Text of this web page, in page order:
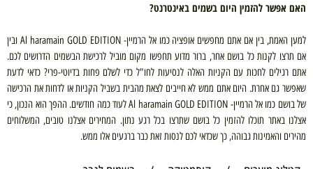
האם אפשר להזמין היום בשמים באינטרנט?
למען האמת, בין אם אתם מחפשים אופציה כמו אל הרמיין-Al haramain GOLD EDITION ובין
אם תרצו לקנות כל בושם אחר, ברור מדוע תחפשו מקום מוביל לרכישת הבשמים הדרושים לכם.
אתם רגילים לחכות עם הקניות האלה לנסיעות לחו"ל כדי לשלם פחות בדיוטי-פרי? כדאי לדעת
שאפשר גם אחרת. היום אתם ממש לא חייבים לצאת מהבית בשביל הקניות או לדחות את הרכישה
של בושם כמו אל הרמיין- Al haramain GOLD EDITIONלעוד כמה חודשים. ההפך הוא הנכון, כי
אצלנו באתר תוכלו להזמין כל בושם שתרצו בכל רגע נתון. המחירים אצלנו טובים, המשלוחים
מהירים והאמינות גבוהה, כך שכדאי לכם לנסות זאת כבר ברגעים אלו ממש.